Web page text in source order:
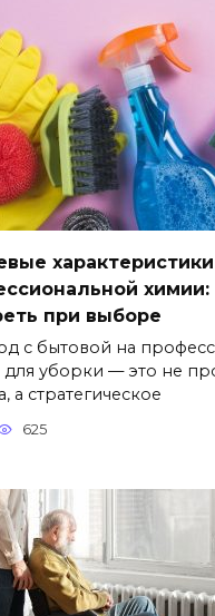
характеристики
химии:
при выборе
с бытовой на
уборки — это не
а стратегическое
625